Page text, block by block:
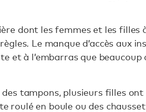
dont les femmes et les filles
Le manque d’accès aux
et à l’embarras que
tampons, plusieurs filles
roulé en boule ou des